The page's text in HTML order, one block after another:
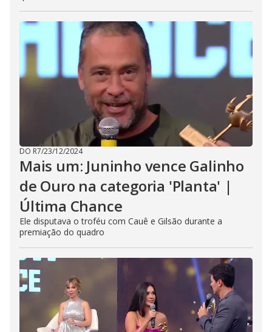
DO R7/23/12/2024
Mais um: Juninho vence Galinho
de Ouro na categoria 'Planta' |
Última Chance
Ele disputava o troféu com Cauê e Gilsão durante a
premiação do quadro